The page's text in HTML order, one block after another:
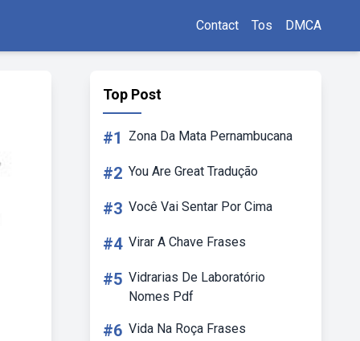
Contact Tos DMCA
Top Post
#1 Zona Da Mata Pernambucana
#2 You Are Great Tradução
#3 Você Vai Sentar Por Cima
#4 Virar A Chave Frases
#5 Vidrarias De Laboratório
Nomes Pdf
#6 Vida Na Roça Frases